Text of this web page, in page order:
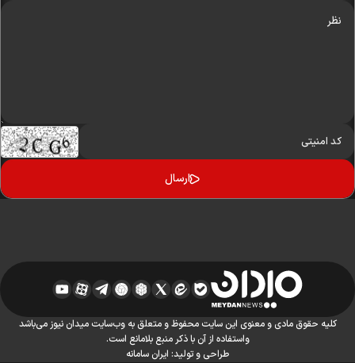
کلیه حقوق مادی و معنوی این سایت محفوظ و متعلق به وب‌سایت میدان نیوز می‌باشد
واستفاده از آن با ذکر منبع بلامانع است.
طراحی و تولید:ایران سامانه